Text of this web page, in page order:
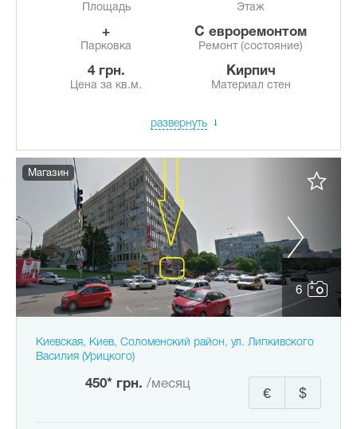
Площадь Этаж
+
Парковка
с евроремонтом
Ремонт (состояние)
4 грн.
Цена за кв.м.
Кирпич
Материал стен
развернуть
6
Магазин
Киевская, Киев, Соломенский район, ул. Липкивского
Василия (Урицкого)
450* грн. /месяц
$
€